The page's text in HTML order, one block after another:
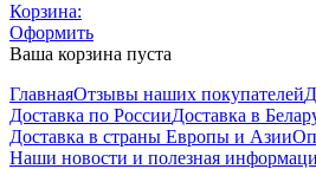
Корзина:
Оформить
Ваша корзина пуста
ГлавнаяОтзывы наших покупателей
Доставка по РоссииДоставка в
Доставка в страны Европы и Азии
Наши новости и полезная